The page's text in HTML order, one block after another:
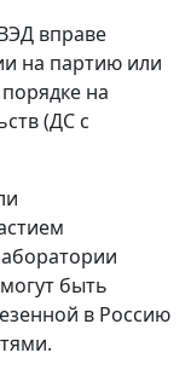
вправе
на партию или
на
(ДС с
быть
в Россию